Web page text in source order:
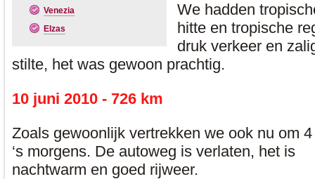
Venezia
Elzas
We hadden
hitte en tropische
druk verkeer en
stilte, het was gewoon prachtig.
10 juni 2010 - 726 km
Zoals gewoonlijk vertrekken we ook nu om
‘s morgens. De autoweg is verlaten, het is
nachtwarm en goed rijweer.